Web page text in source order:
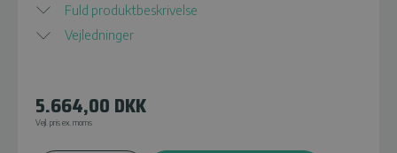
Fuld produktbeskrivelse
Vejledninger
5.664,00 DKK
Vejl. pris ex. moms